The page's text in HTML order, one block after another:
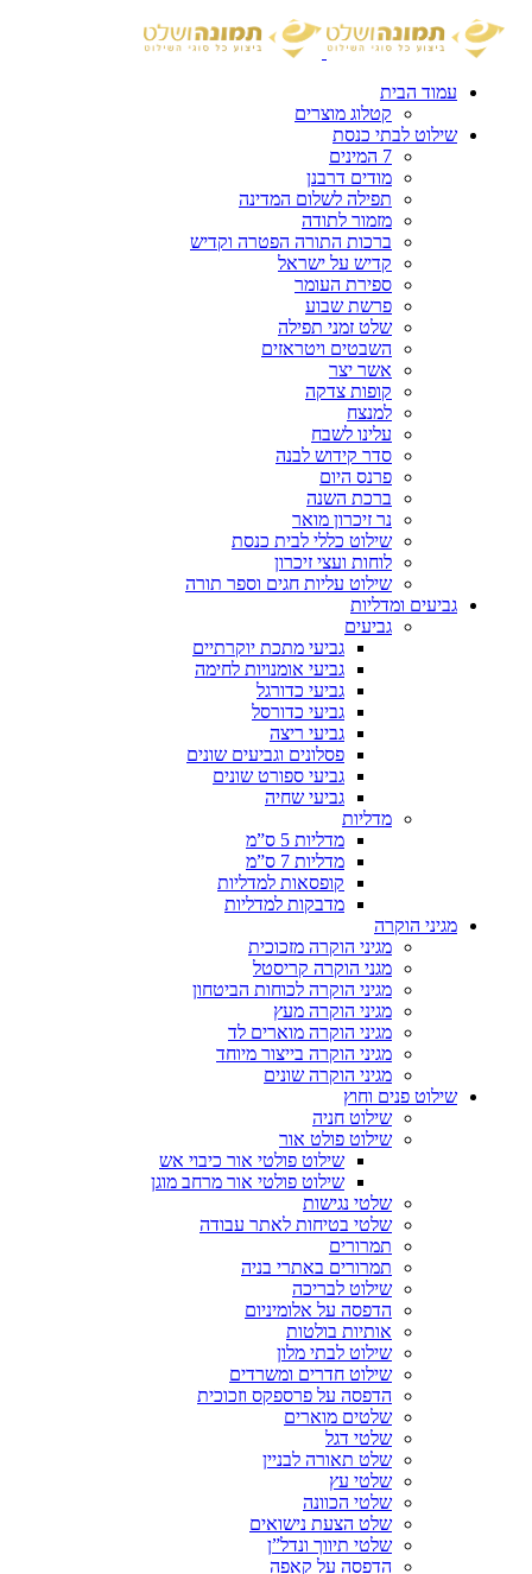
עמוד הבית
קטלוג מוצרים
שילוט לבתי כנסת
7 המינים
מודים דרבנן
תפילה לשלום המדינה
מזמור לתודה
ברכות התורה הפטרה וקדיש
קדיש על ישראל
ספירת העומר
פרשת שבוע
שלט זמני תפילה
השבטים ויטראזים
אשר יצר
קופות צדקה
למנצח
עלינו לשבח
סדר קידוש לבנה
פרנס היום
ברכת השנה
נר זיכרון מואר
שילוט כללי לבית כנסת
לוחות ועצי זיכרון
שילוט עליות חגים וספר תורה
גביעים ומדליות
גביעים
גביעי מתכת יוקרתיים
גביעי אומנויות לחימה
גביעי כדורגל
גביעי כדורסל
גביעי ריצה
פסלונים וגביעים שונים
גביעי ספורט שונים
גביעי שחיה
מדליות
מדליות 5 ס”מ
מדליות 7 ס”מ
קופסאות למדליות
מדבקות למדליות
מגיני הוקרה
מגיני הוקרה מזכוכית
מגני הוקרה קריסטל
מגיני הוקרה לכוחות הביטחון
מגיני הוקרה מעץ
מגיני הוקרה מוארים לד
מגיני הוקרה בייצור מיוחד
מגיני הוקרה שונים
שילוט פנים וחוץ
שילוט חניה
שילוט פולט אור
שילוט פולטי אור כיבוי אש
שילוט פולטי אור מרחב מוגן
שלטי נגישות
שלטי בטיחות לאתר עבודה
תמרורים
תמרורים באתרי בניה
שילוט לבריכה
הדפסה על אלומיניום
אותיות בולטות
שילוט לבתי מלון
שילוט חדרים ומשרדים
הדפסה על פרספקס וזכוכית
שלטים מוארים
שלטי דגל
שלט תאורה לבניין
שלטי עץ
שלטי הכוונה
שלט הצעת נישואים
שלטי תיווך ונדל”ן
הדפסה על קאפה